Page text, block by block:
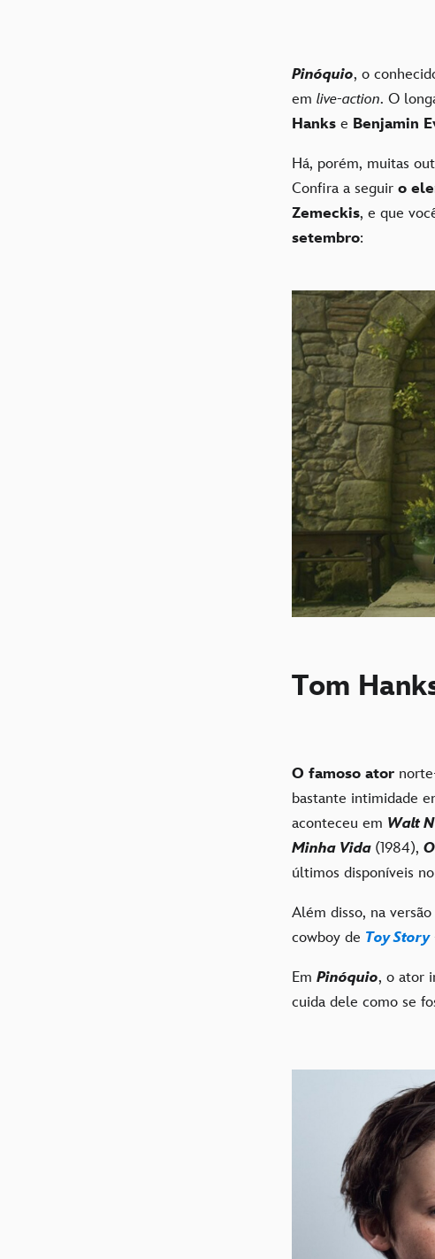
Pinóquio, o
em live-action. O
Hanks e Benjamin
Há, porém, muitas
Confira a seguir o
Zemeckis, e que
setembro:
Tom
O famoso ator
bastante intimidade
aconteceu em Walt
Minha Vida (1984),
últimos disponíveis no
Além disso, na
cowboy de Toy Story
Em Pinóquio, o ator
cuida dele como se